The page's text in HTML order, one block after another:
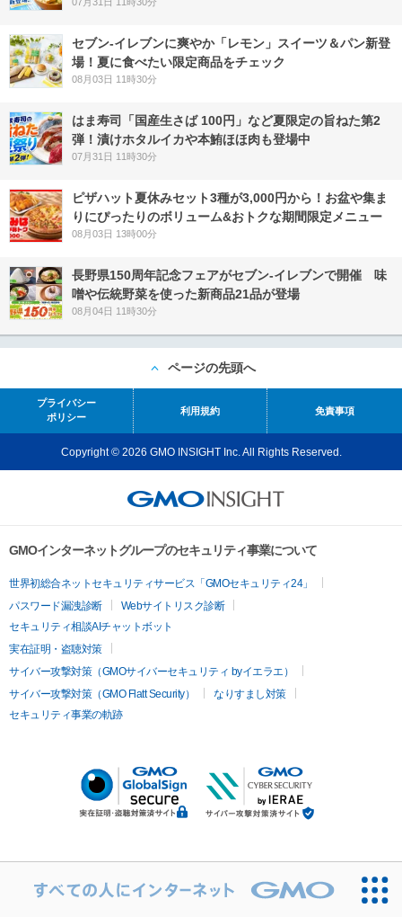
セブン‐イレブンに爽やか「レモン」スイーツ＆パン新登
場！夏に食べたい限定商品をチェック
08月03日 11時30分
はま寿司「国産生さば 100円」など夏限定の旨ねた第2
弾！漬けホタルイカや本鮪ほほ肉も登場中
07月31日 11時30分
ピザハット夏休みセット3種が3,000円から！お盆や集ま
りにぴったりのボリューム&おトクな期間限定メニュー
08月03日 13時00分
長野県150周年記念フェアがセブン-イレブンで開催 味
噌や伝統野菜を使った新商品21品が登場
08月04日 11時30分
ページの先頭へ
プライバシー
ポリシー
利用規約 免責事項
Copyright © 2026 GMO INSIGHT Inc. All Rights Reserved.
GMOインターネットグループのセキュリティ事業について
世界初総合ネットセキュリティサービス「GMOセキュリティ24」
パスワード漏洩診断
Webサイトリスク診断
セキュリティ相談AIチャットボット
実在証明・盗聴対策
サイバー攻撃対策（GMOサイバーセキュリティ byイエラエ）
サイバー攻撃対策（GMO Flatt Security）
なりすまし対策
セキュリティ事業の軌跡